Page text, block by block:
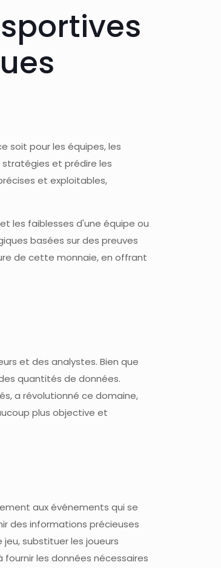
soit pour les équipes, les
et prédire les
et exploitables,
les faiblesses d'une équipe ou
basées sur des preuves
de cette monnaie, en offrant
et des analystes. Bien que
quantités de données.
a révolutionné ce domaine,
plus objective et
aux événements qui se
des informations précieuses
substituer les joueurs
les données nécessaires